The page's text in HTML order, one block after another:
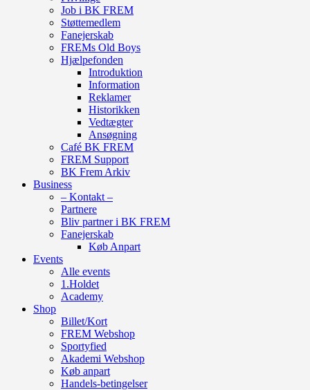
Job i BK FREM
Støttemedlem
Fanejerskab
FREMs Old Boys
Hjælpefonden
Introduktion
Information
Reklamer
Historikken
Vedtægter
Ansøgning
Café BK FREM
FREM Support
BK Frem Arkiv
Business
– Kontakt –
Partnere
Bliv partner i BK FREM
Fanejerskab
Køb Anpart
Events
Alle events
1.Holdet
Academy
Shop
Billet/Kort
FREM Webshop
Sportyfied
Akademi Webshop
Køb anpart
Handels-betingelser